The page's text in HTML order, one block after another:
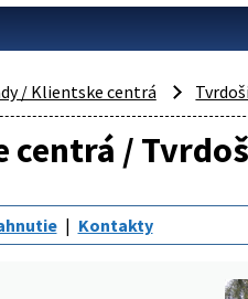
/ Klientske centrá
centrá /
Kontakty